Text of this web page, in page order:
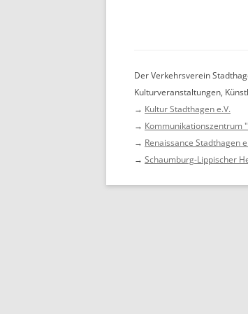
Der Verkehrsverein
Kulturveranstaltungen,
→ Kultur Stadthagen e.V.
→ Kommunikationszentrum
→ Renaissance Stadthagen
→ Schaumburg-Lippischer